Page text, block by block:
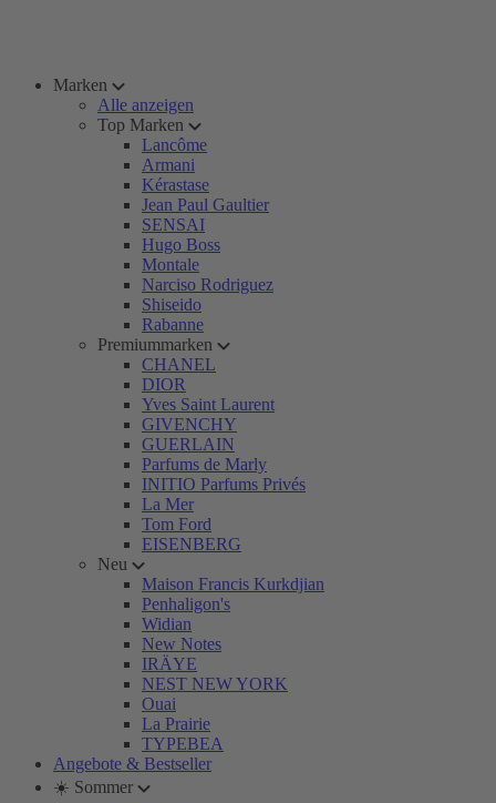
Marken
Alle anzeigen
Top Marken
Lancôme
Armani
Kérastase
Jean Paul Gaultier
SENSAI
Hugo Boss
Montale
Narciso Rodriguez
Shiseido
Rabanne
Premiummarken
CHANEL
DIOR
Yves Saint Laurent
GIVENCHY
GUERLAIN
Parfums de Marly
INITIO Parfums Privés
La Mer
Tom Ford
EISENBERG
Neu
Maison Francis Kurkdjian
Penhaligon's
Widian
New Notes
IRÄYE
NEST NEW YORK
Ouai
La Prairie
TYPEBEA
Angebote & Bestseller
☀️ Sommer